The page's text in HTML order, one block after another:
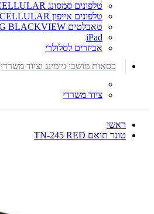
טלפונים סמסונג SAMSUNG CELLULAR
טלפונים אייפון iPHONE CELLULAR
טאבלטים TABLET SAMSUNG BLACKVIEW
iPad
אביזרים לסלולרי
כסאות מושבי גיימינג וציוד משרדי
ציוד משרדי
ראשי
טונר תואם TN-245 RED